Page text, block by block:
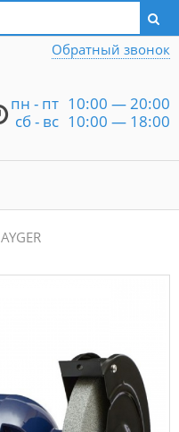
Написать директору
пн - пт 10:00 — 20:00
сб - вс 10:00 — 18:00
Обратный звонок
AYGER